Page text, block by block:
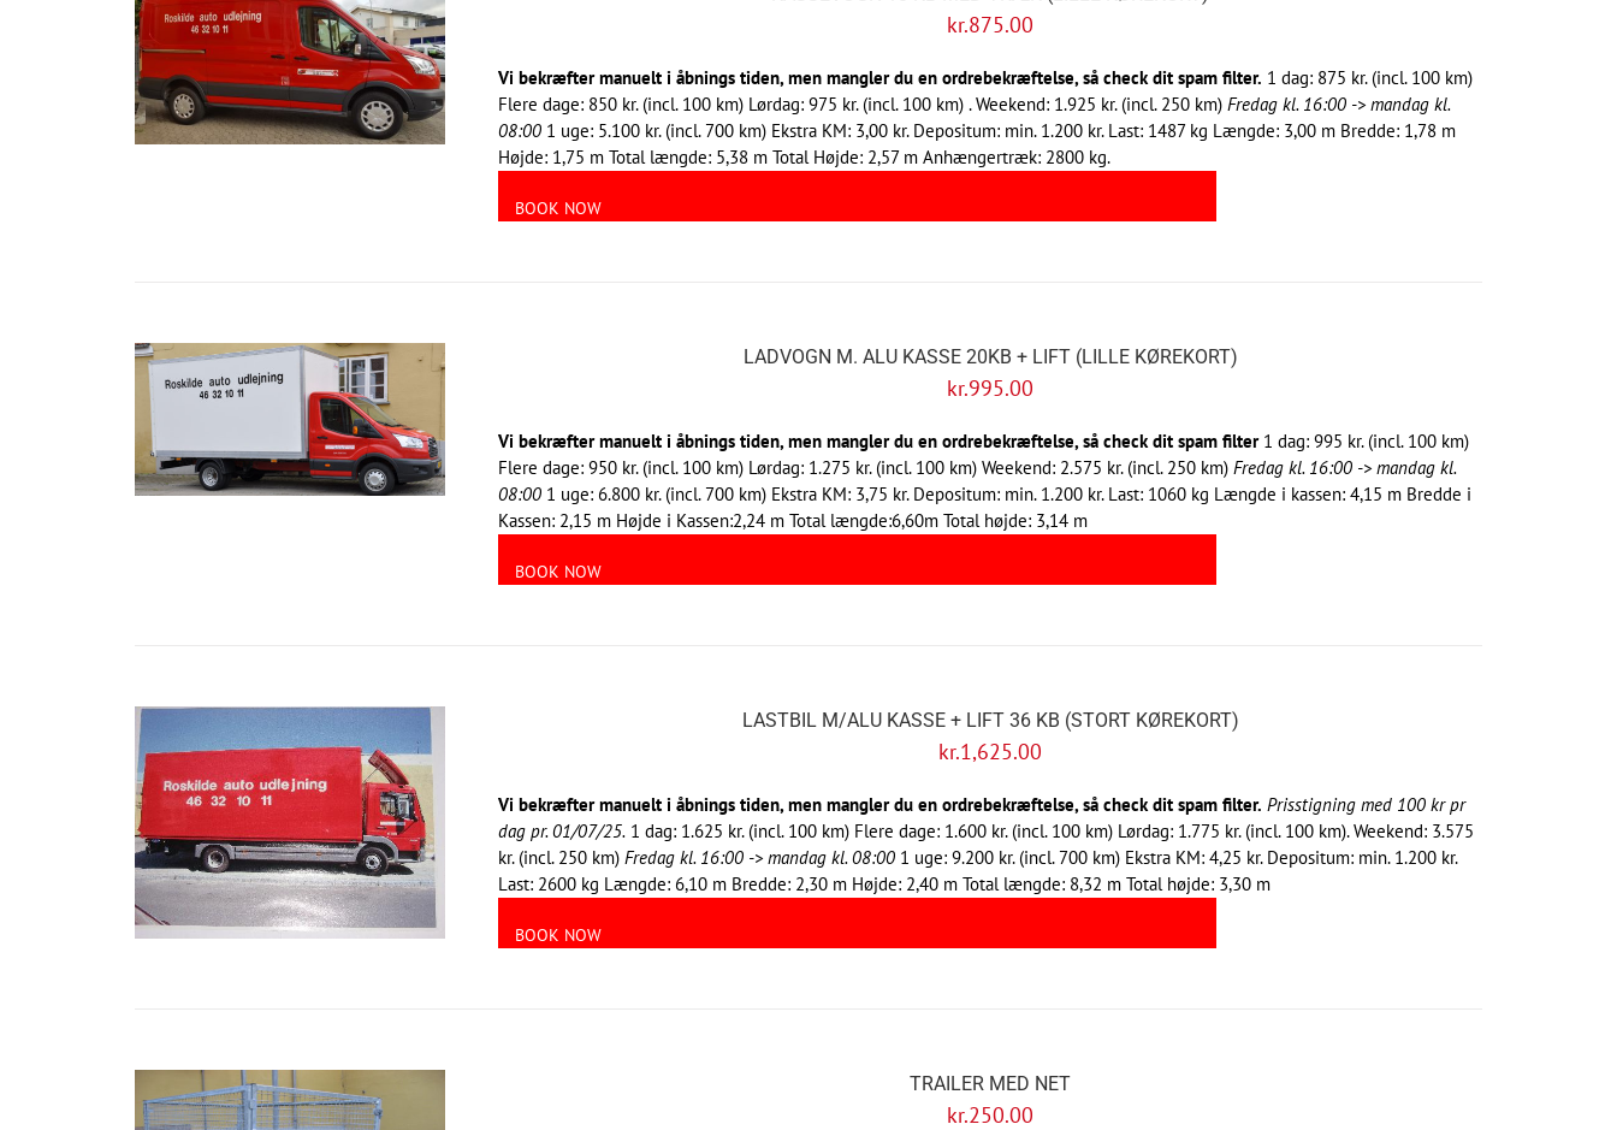
kr.875.00
Vi bekræfter manuelt i åbnings tiden, men mangler du en ordrebekræftelse, så check dit spam filter. 1 dag: 875 kr. (incl. 100 km)
Flere dage: 850 kr. (incl. 100 km) Lørdag: 975 kr. (incl. 100 km) . Weekend: 1.925 kr. (incl. 250 km)Fredag kl. 16:00 -> mandag kl.
08:00 1 uge: 5.100 kr. (incl. 700 km) Ekstra KM: 3,00 kr. Depositum: min. 1.200 kr. Last: 1487 kg Længde: 3,00 m Bredde: 1,78 m
Højde: 1,75 m Total længde: 5,38 m Total Højde: 2,57 m Anhængertræk: 2800 kg.
BOOK NOW
LADVOGN M. ALU KASSE 20KB + LIFT (LILLE KØREKORT)
kr.995.00
Vi bekræfter manuelt i åbnings tiden, men mangler du en ordrebekræftelse, så check dit spam filter1 dag: 995 kr. (incl. 100 km)
Flere dage: 950 kr. (incl. 100 km) Lørdag: 1.275 kr. (incl. 100 km) Weekend: 2.575 kr. (incl. 250 km)Fredag kl. 16:00 -> mandag kl.
08:00 1 uge: 6.800 kr. (incl. 700 km) Ekstra KM: 3,75 kr. Depositum: min. 1.200 kr. Last: 1060 kg Længde i kassen: 4,15 m Bredde i
Kassen: 2,15 m Højde i Kassen:2,24 m Total længde:6,60m Total højde: 3,14 m
BOOK NOW
LASTBIL M/ALU KASSE + LIFT 36 KB (STORT KØREKORT)
kr.1,625.00
Vi bekræfter manuelt i åbnings tiden, men mangler du en ordrebekræftelse, så check dit spam filter. Prisstigning med 100 kr pr
dag pr. 01/07/25. 1 dag: 1.625 kr. (incl. 100 km) Flere dage: 1.600 kr. (incl. 100 km) Lørdag: 1.775 kr. (incl. 100 km). Weekend: 3.575
kr. (incl. 250 km)Fredag kl. 16:00 -> mandag kl. 08:00 1 uge: 9.200 kr. (incl. 700 km) Ekstra KM: 4,25 kr. Depositum: min. 1.200 kr.
Last: 2600 kg Længde: 6,10 m Bredde: 2,30 m Højde: 2,40 m Total længde: 8,32 m Total højde: 3,30 m
BOOK NOW
TRAILER MED NET
kr.250.00